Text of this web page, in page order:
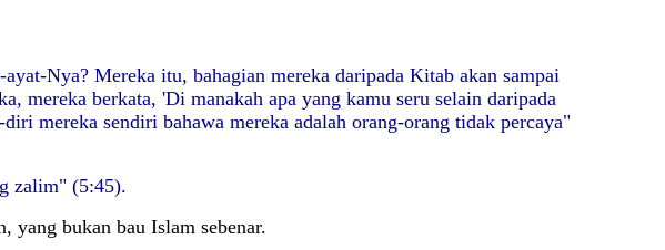
Nya? Mereka itu, bahagian mereka daripada Kitab akan sampai
mereka berkata, 'Di manakah apa yang kamu seru selain daripada
mereka sendiri bahawa mereka adalah orang-orang tidak percaya"
zalim" (5:45).
yang bukan bau Islam sebenar.